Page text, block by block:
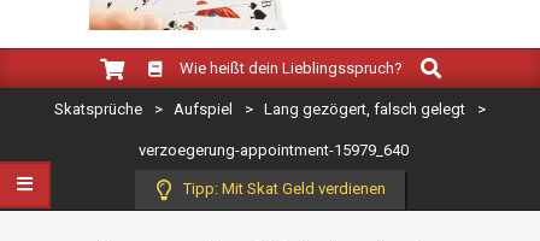
Navigation
Wie heißt dein Lieblingsspruch?
Search
Skatsprüche > Aufspiel > Lang gezögert, falsch gelegt >
verzoegerung-appointment-15979_640
Tipp: Mit Skat Geld verdienen